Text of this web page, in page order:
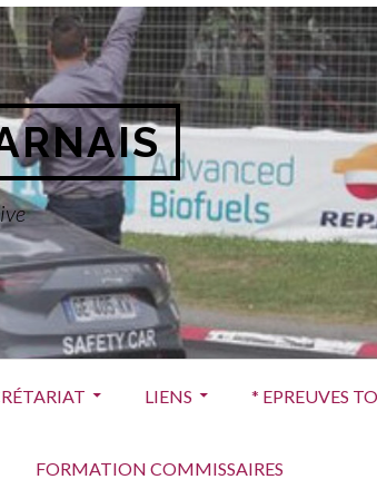
LIENS * EPREUVES
FORMATION COMMISSAIRES